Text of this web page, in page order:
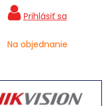
Na objednanie